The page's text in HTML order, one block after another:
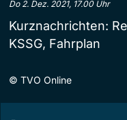
Do 2. Dez. 2021, 17.00 Uhr
Kurznachrichten:
KSSG, Fahrplan
© TVO Online